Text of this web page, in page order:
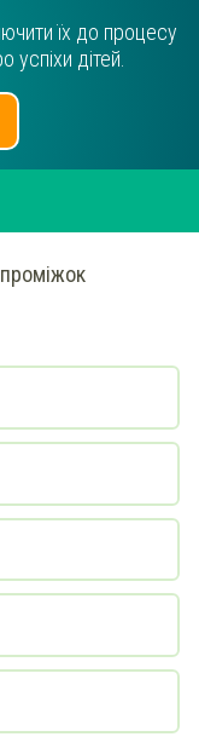
їх до процесу
успіхи дітей.